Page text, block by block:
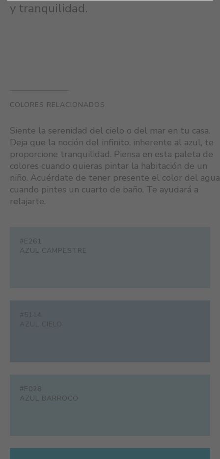
y tranquilidad.
COLORES RELACIONADOS
Siente la serenidad del cielo o del mar en tu casa.
Deja que la noción del infinito, inherente al azul, te
proporcione tranquilidad. Piensa en esta paleta de
colores cuando quieras pintar la habitación de un
niño. Acuérdate de tener presente el color del agua
cuando pintes un cuarto de baño. Te ayudará a
relajarte.
#E261
AZUL CAMPESTRE
#5114
AZUL CIELO
#E028
AZUL BARROCO